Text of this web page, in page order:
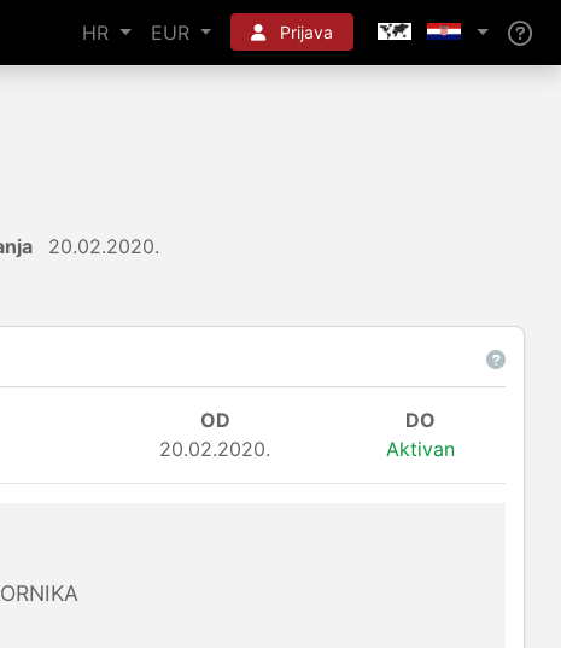
HR EUR Prijava
20.02.2020.
OD
DO
20.02.2020. Aktivan